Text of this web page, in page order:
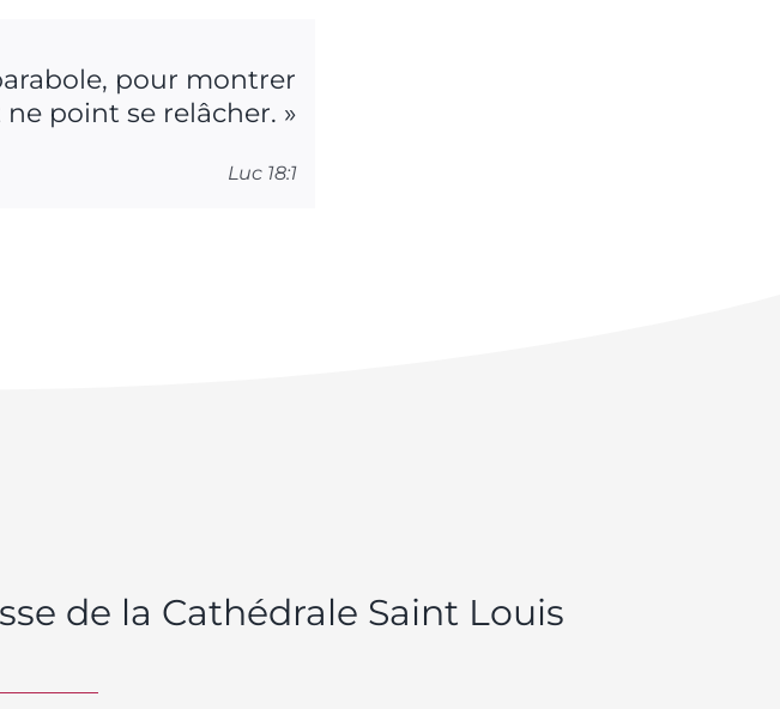
pour montrer
point se relâcher. »
Luc 18:1
de la Cathédrale Saint Louis